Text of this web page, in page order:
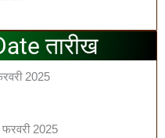
तारीख
2025
2025